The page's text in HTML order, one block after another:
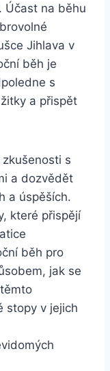
Účast na běhu
Jihlava v
běh je
s
a ⁤přispět
s
a dozvědět
a úspěších.⁤
které přispějí
běh pro
jak se
stopy v jejich